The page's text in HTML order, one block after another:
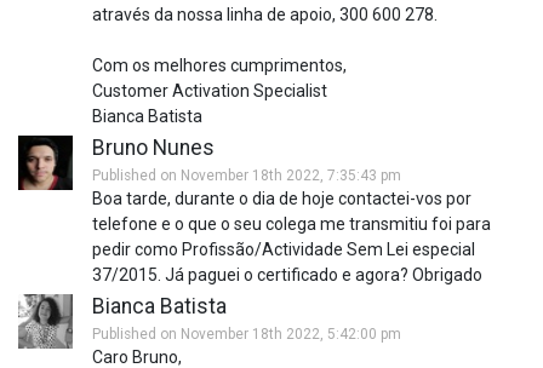
através da nossa linha de apoio, 300 600 278.
Com os melhores cumprimentos,
Customer Activation Specialist
Bianca Batista
Bruno Nunes
Published on November 18th 2022, 7:35:43 pm
Boa tarde, durante o dia de hoje contactei-vos por
telefone e o que o seu colega me transmitiu foi para
pedir como Profissão/Actividade Sem Lei especial
37/2015. Já paguei o certificado e agora? Obrigado
Bianca Batista
Published on November 18th 2022, 5:42:00 pm
Caro Bruno,